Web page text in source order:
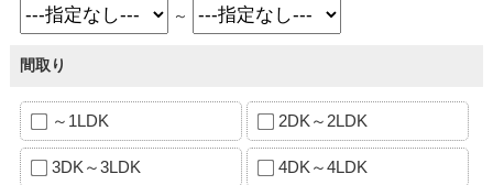
～
間取り
～1LDK 2DK～2LDK
3DK～3LDK 4DK～4LDK